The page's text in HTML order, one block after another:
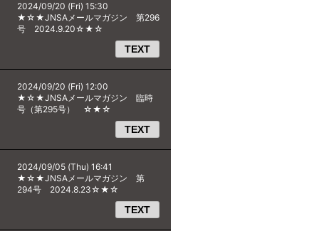
2024/09/20 (Fri) 15:30
★☆★JNSAメールマガジン 第296
号 2024.9.20☆★☆
TEXT
2024/09/20 (Fri) 12:00
★☆★JNSAメールマガジン 臨時
号（第295号） ☆★☆
TEXT
2024/09/05 (Thu) 16:41
★☆★JNSAメールマガジン 第
294号 2024.8.23☆★☆
TEXT